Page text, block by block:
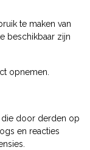
te maken van
beschikbaar zijn
opnemen.
die door derden op
en reacties